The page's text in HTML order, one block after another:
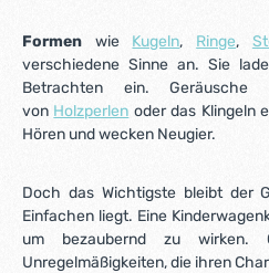
Herstellung! Dieses
Herstellung von individuellem
Murmelkiste Bastelsets
(Neue Norm für Migration
Holzperlen, Motivperlen und Clips
speichelfest und farbecht - also
geeignet für Kinder unter 3
Kleinteile!!
Formen wie Kugeln, Ringe,
verschiedene Sinne an. Sie
Betrachten ein.
von Holzperlen oder das Klingeln
Hören und wecken Neugier.
Doch das Wichtigste bleibt der
Einfachen liegt. Eine
um bezaubernd zu
Unregelmäßigkeiten, die ihren